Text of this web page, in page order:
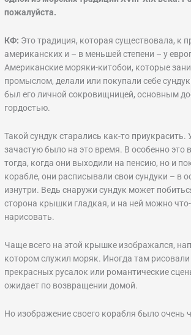
пожалуйста.
КФ: Это традиция, которая существовала, к
американских и – в меньшей степени – у
Американские моряки-китобои, которые
промыслом, делали или покупали себе
был его личной сокровищницей, основным
гордостью.
Такой сундук старались как-то приукрасить.
зачастую было на это время. В особенно это
тогда, когда они выходили на пенсию, но и
корабле, они расписывали свои сундуки – в
изнутри. Ведь снаружи сундук может
сторона крышки гладкая, и на ней можно
нарисовать.
Чаще всего на этой крышке изображался,
котором служил моряк. Иногда там рисовали
прекрасных русалок или романтические
ожидает по возвращении домой.
Но изображение своего корабля было очень